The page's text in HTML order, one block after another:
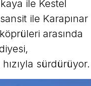
ile Kestel
ile Karapınar
arasında
sürdürüyor.